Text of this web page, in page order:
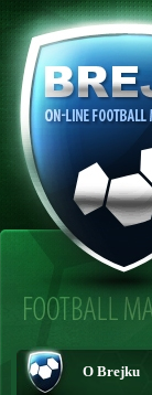
O Brejku